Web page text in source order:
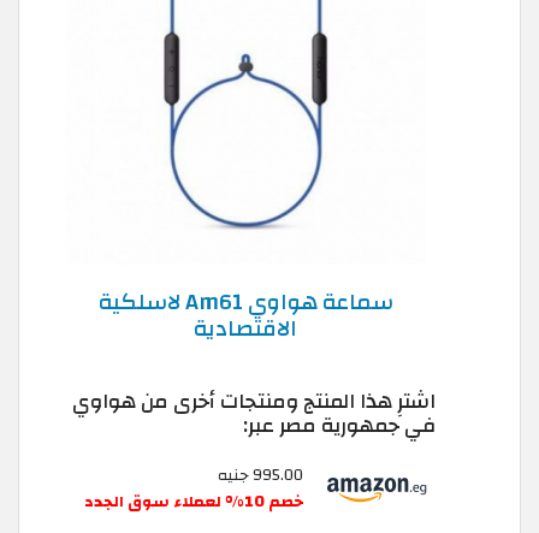
سماعة هواوي Am61 لاسلكية
الاقتصادية
اشترِ هذا المنتج ومنتجات أخرى من هواوي
في جمهورية مصر عبر:
995.00 جنيه
خصم 10% لعملاء سوق الجدد